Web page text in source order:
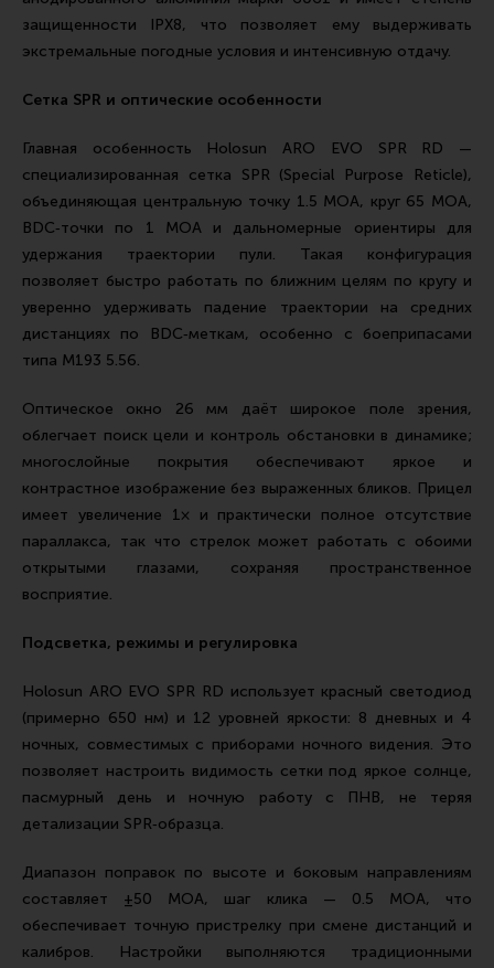
защищенности IPX8, что позволяет ему выдерживать
экстремальные погодные условия и интенсивную отдачу.
Сетка SPR и оптические особенности
Главная особенность Holosun ARO EVO SPR RD —
специализированная сетка SPR (Special Purpose Reticle),
объединяющая центральную точку 1.5 MOA, круг 65 MOA,
BDC‑точки по 1 MOA и дальномерные ориентиры для
удержания траектории пули. Такая конфигурация
позволяет быстро работать по ближним целям по кругу и
уверенно удерживать падение траектории на средних
дистанциях по BDC‑меткам, особенно с боеприпасами
типа M193 5.56.
Оптическое окно 26 мм даёт широкое поле зрения,
облегчает поиск цели и контроль обстановки в динамике;
многослойные покрытия обеспечивают яркое и
контрастное изображение без выраженных бликов. Прицел
имеет увеличение 1× и практически полное отсутствие
параллакса, так что стрелок может работать с обоими
открытыми глазами, сохраняя пространственное
восприятие.
Подсветка, режимы и регулировка
Holosun ARO EVO SPR RD использует красный светодиод
(примерно 650 нм) и 12 уровней яркости: 8 дневных и 4
ночных, совместимых с приборами ночного видения. Это
позволяет настроить видимость сетки под яркое солнце,
пасмурный день и ночную работу с ПНВ, не теряя
детализации SPR‑образца.
Диапазон поправок по высоте и боковым направлениям
составляет ±50 MOA, шаг клика — 0.5 MOA, что
обеспечивает точную пристрелку при смене дистанций и
калибров. Настройки выполняются традиционными